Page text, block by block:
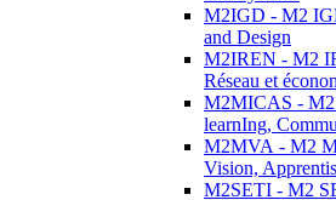
M2IGD - M2
and Design
M2IREN - M2
Réseau et
M2MICAS -
learnIng,
M2MVA - M2
Vision,
M2SETI - M2